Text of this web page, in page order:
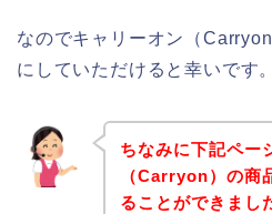
なのでキャリーオン（
にしていただけると幸いです。
ちなみに下記ペー
（Carryon）の商
ることができまし